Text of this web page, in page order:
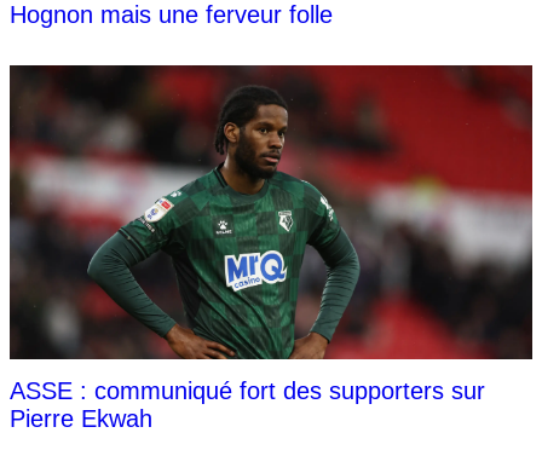
Hognon mais une ferveur folle
ASSE : communiqué fort des supporters sur
Pierre Ekwah